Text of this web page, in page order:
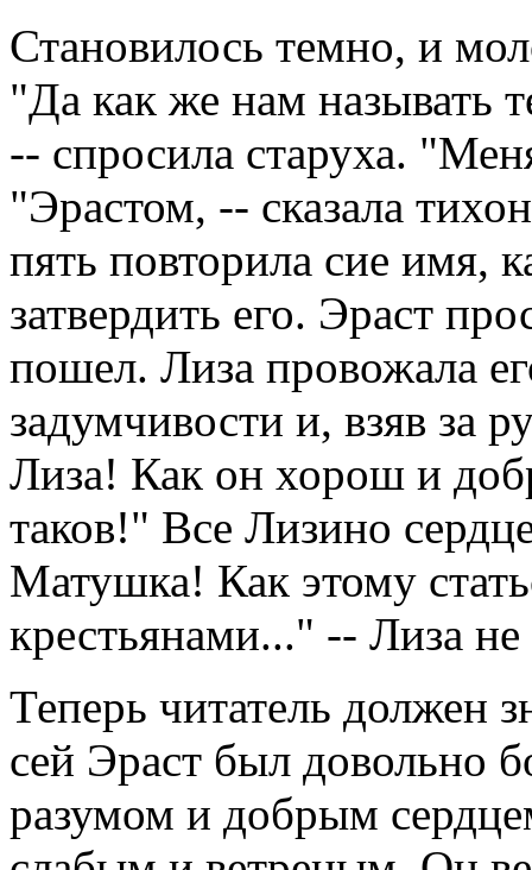
Становилось темно, и
"Да как же нам называть
-- спросила старуха.
"Эрастом, -- сказала
пять повторила сие имя,
затвердить его. Эраст
пошел. Лиза провожала
задумчивости и, взяв за
Лиза! Как он хорош и
таков!" Все Лизино
Матушка! Как этому
крестьянами..." -- Лиза
Теперь читатель должен
сей Эраст был довольно
разумом и добрым